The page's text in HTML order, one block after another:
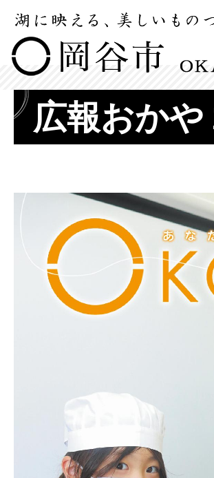
広報おかや